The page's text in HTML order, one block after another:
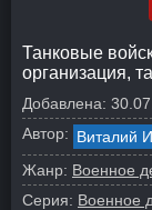
Танковые
организация,
Добавлена:
Автор: Виталий
Жанр: Военное
Серия: Военное